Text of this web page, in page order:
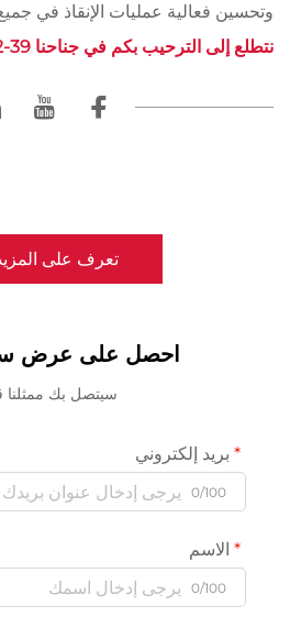
وتحسين فعالية عمليات الإنقاذ في جميع
نتطلع إلى الترحيب بكم في جناحنا E2-39 في شهر أكتوبر.
تعرف على
احصل على عرض
سيتصل بك ممثلنا
بريد إلكتروني
0/100
الاسم
0/100